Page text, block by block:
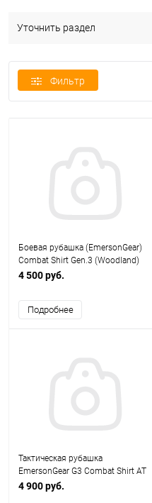
Уточнить раздел
Фильтр
Боевая рубашка (EmersonGear)
Combat Shirt Gen.3 (Woodland)
размер L EM9278B
4 500 руб.
Подробнее
Тактическая рубашка
EmersonGear G3 Combat Shirt AT
／FG (размер XL) EM8576C
4 900 руб.